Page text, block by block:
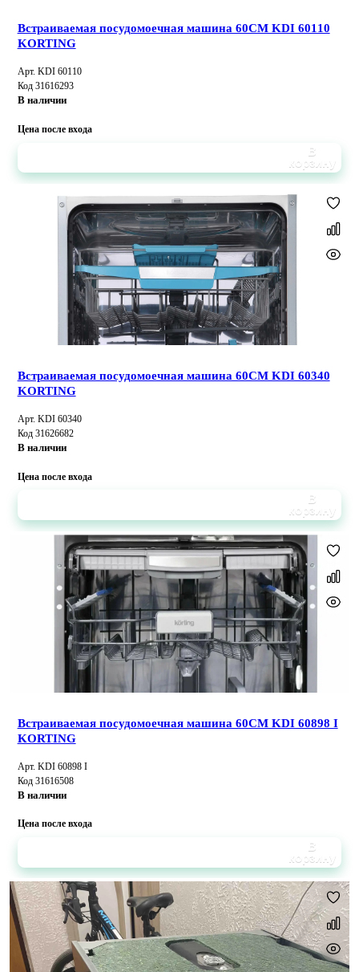
Встраиваемая посудомоечная машина 60CM KDI 60110
KORTING
Арт. KDI 60110
Код 31616293
В наличии
Цена после входа
В
корзину
Встраиваемая посудомоечная машина 60CM KDI 60340
KORTING
Арт. KDI 60340
Код 31626682
В наличии
Цена после входа
В
корзину
Встраиваемая посудомоечная машина 60CM KDI 60898 I
KORTING
Арт. KDI 60898 I
Код 31616508
В наличии
Цена после входа
В
корзину